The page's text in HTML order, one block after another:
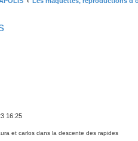
16:25
et carlos dans la descente des rapides